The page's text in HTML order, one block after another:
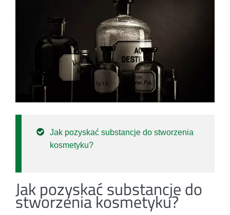
Jak pozyskać substancje do stworzenia
kosmetyku?
Jak pozyskać substancje do
stworzenia kosmetyku?